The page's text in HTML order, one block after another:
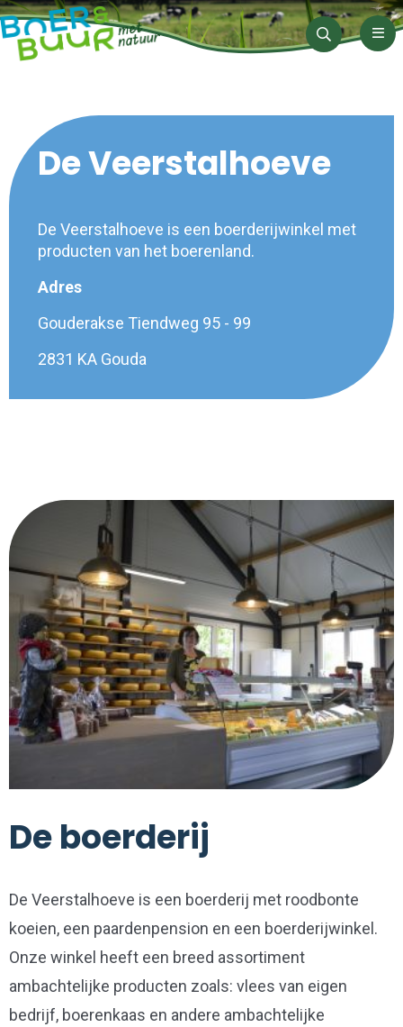
Zoeken
De Veerstalhoeve
De Veerstalhoeve is een boerderijwinkel met
producten van het boerenland.
Adres
Gouderakse Tiendweg 95 - 99
2831 KA Gouda
De boerderij
De Veerstalhoeve is een boerderij met roodbonte
koeien, een paardenpension en een boerderijwinkel.
Onze winkel heeft een breed assortiment
ambachtelijke producten zoals: vlees van eigen
bedrijf, boerenkaas en andere ambachtelijke